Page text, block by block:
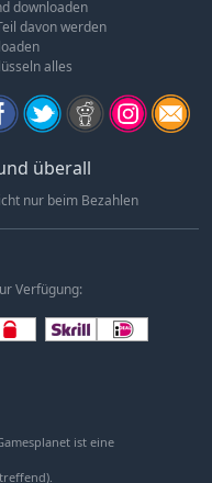
der Welt, um deine
auf der Suche nach
downloaden
davon werden
alles
überall
nur beim Bezahlen
Verfügung:
ist eine